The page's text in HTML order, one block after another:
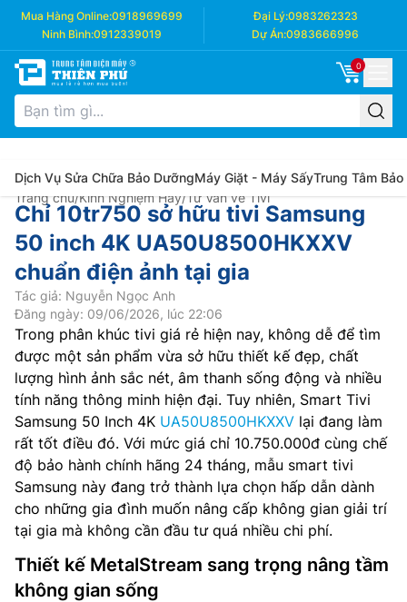
Mua Hàng Online:0918969699 Đại Lý:0983262323
Ninh Bình:0912339019 Dự Án:0983666996
0
Dịch Vụ Sửa Chữa Bảo DưỡngMáy Giặt - Máy SấyTrung Tâm Bảo
Trang chủ/Kinh Nghiệm Hay/Tư Vấn về Tivi
Chỉ 10tr750 sở hữu tivi Samsung
50 inch 4K UA50U8500HKXXV
chuẩn điện ảnh tại gia
Tác giả: Nguyễn Ngọc Anh
Đăng ngày: 09/06/2026, lúc 22:06
Trong phân khúc tivi giá rẻ hiện nay, không dễ để tìm
được một sản phẩm vừa sở hữu thiết kế đẹp, chất
lượng hình ảnh sắc nét, âm thanh sống động và nhiều
tính năng thông minh hiện đại. Tuy nhiên, Smart Tivi
Samsung 50 Inch 4K UA50U8500HKXXV lại đang làm
rất tốt điều đó. Với mức giá chỉ 10.750.000đ cùng chế
độ bảo hành chính hãng 24 tháng, mẫu smart tivi
Samsung này đang trở thành lựa chọn hấp dẫn dành
cho những gia đình muốn nâng cấp không gian giải trí
tại gia mà không cần đầu tư quá nhiều chi phí.
Thiết kế MetalStream sang trọng nâng tầm
không gian sống